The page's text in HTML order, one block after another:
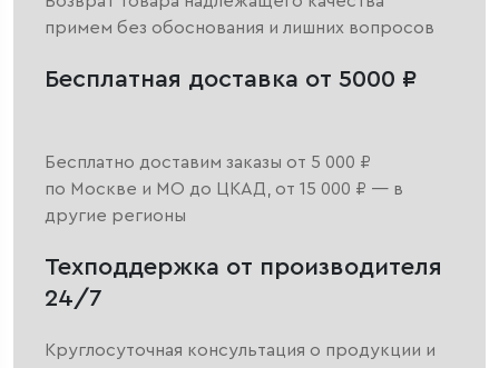
примем без обоснования и лишних вопросов
Бесплатная доставка от 5000 ₽
Бесплатно доставим заказы от 5 000 ₽
по Москве и МО до ЦКАД, от 15 000 ₽ — в
другие регионы
Техподдержка от производителя
24/7
Круглосуточная консультация о продукции и